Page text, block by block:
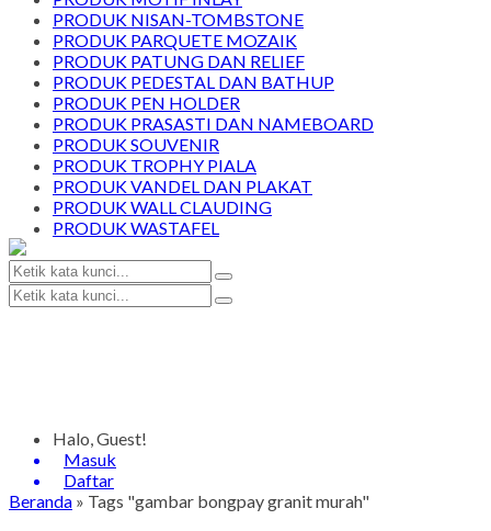
PRODUK NISAN-TOMBSTONE
PRODUK PARQUETE MOZAIK
PRODUK PATUNG DAN RELIEF
PRODUK PEDESTAL DAN BATHUP
PRODUK PEN HOLDER
PRODUK PRASASTI DAN NAMEBOARD
PRODUK SOUVENIR
PRODUK TROPHY PIALA
PRODUK VANDEL DAN PLAKAT
PRODUK WALL CLAUDING
PRODUK WASTAFEL
Halo, Guest!
Masuk
Daftar
Beranda » Tags "gambar bongpay granit murah"